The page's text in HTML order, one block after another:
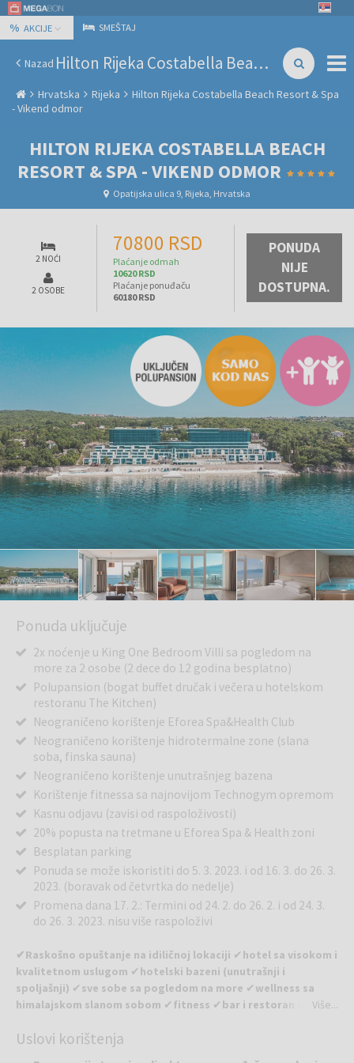
% AKCIJE SMEŠTAJ
Nazad Hilton Rijeka Costabella Beach Resort & Spa - Vikend odmor
Hrvatska Rijeka
Hilton Rijeka Costabella Beach Resort & Spa
- Vikend odmor
HILTON RIJEKA COSTABELLA BEACH
RESORT & SPA - VIKEND ODMOR
Opatijska ulica 9, Rijeka, Hrvatska
2 NOĆI
2 OSOBE
70800 RSD
Plaćanje odmah
10620 RSD
Plaćanje ponuđaču
60180 RSD
PONUDA
NIJE
DOSTUPNA.
Ponuda uključuje
2x noćenje u King One Bedroom Villi sa pogledom na
more za 2 osobe (2 dece do 12 godina besplatno)
Polupansion (bogat buffet dručak i večera u hotelskom
restoranu The Kitchen)
Neograničeno korištenje Eforea Spa&Health Club
Neograničeno korištenje hidrotermalne zone (slana
soba, finska sauna)
Neograničeno korištenje unutrašnjeg bazena
Korištenje fitnessa sa najnovijom Technogym opremom
Kasnu odjavu (zavisi od raspoloživosti)
20% popusta na tretmane u Eforea Spa & Health zoni
Besplatan parking
Ponuda se može iskoristiti do 5. 3. 2023. i od 16. 3. do 26. 3.
2023. (boravak od četvrtka do nedelje)
Promena dana 17. 2.: Termini od 24. 2. do 26. 2. i od 24. 3.
do 26. 3. 2023. nisu više raspoloživi
✔Raskošno opuštanje na idiličnoj lokaciji ✔hotel sa visokom i
kvalitetnom uslugom ✔hotelski bazeni (unutrašnji i
spoljašnji) ✔sve sobe sa pogledom na more ✔wellness sa
himalajskom slanom sobom ✔fitness ✔bar i restoran sa
pogledom✔3,5 km do parka Angiolina
Više...
Uslovi korištenja